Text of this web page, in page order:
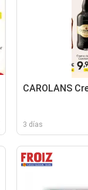
CAROLANS
3 días